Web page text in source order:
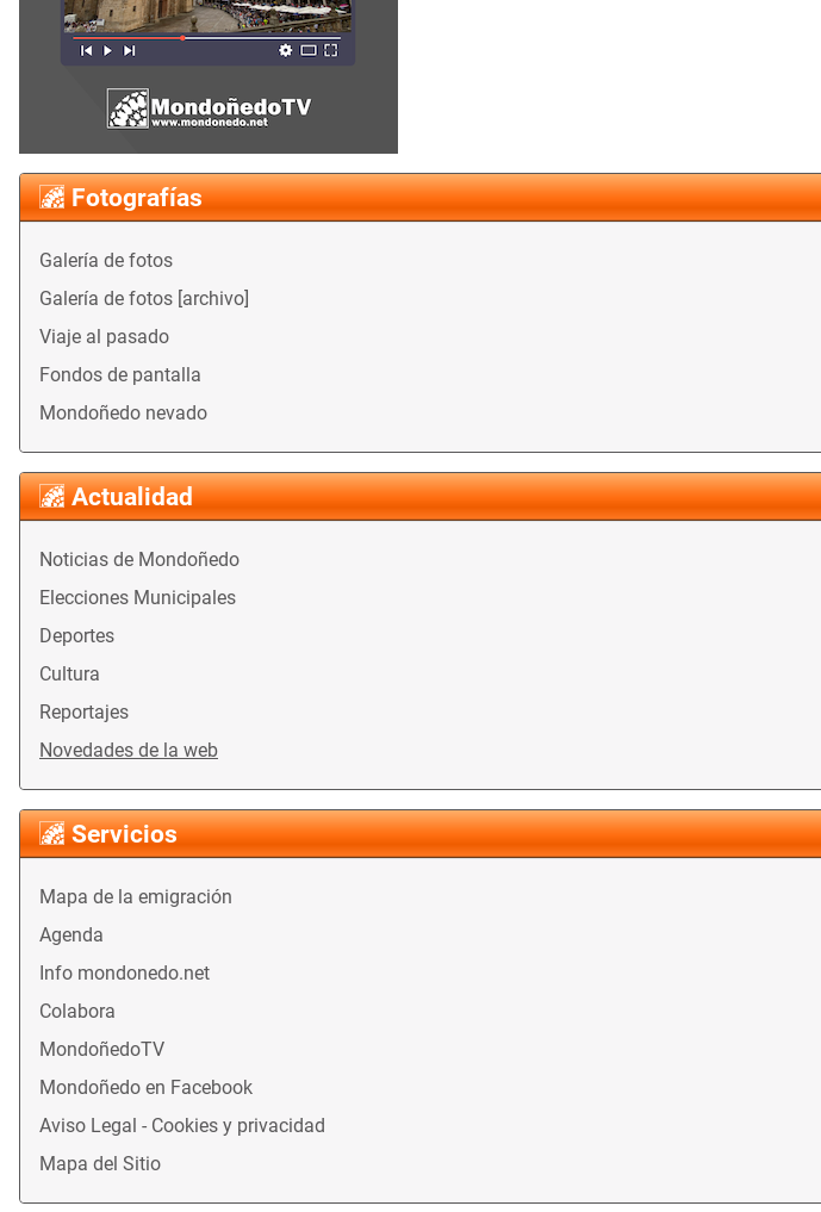
Fotografías
Galería de fotos
Galería de fotos [archivo]
Viaje al pasado
Fondos de pantalla
Mondoñedo nevado
Actualidad
Noticias de Mondoñedo
Elecciones Municipales
Deportes
Cultura
Reportajes
Novedades de la web
Servicios
Mapa de la emigración
Agenda
Info mondonedo.net
Colabora
MondoñedoTV
Mondoñedo en Facebook
Aviso Legal - Cookies y privacidad
Mapa del Sitio